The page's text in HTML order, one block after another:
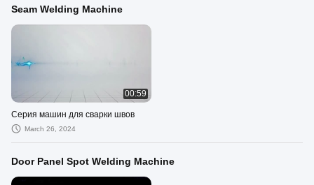
Seam Welding Machine
00:59
Серия машин для сварки швов
March 26, 2024
Door Panel Spot Welding Machine